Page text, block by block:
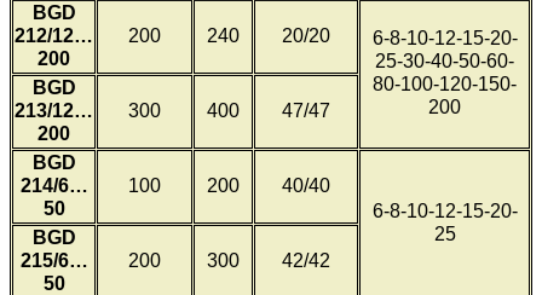
BGD
212/12…
200
200 240 20/20
6-8-10-12-15-20-
25-30-40-50-60-
80-100-120-150-
200
BGD
213/12…
200
300 400 47/47
BGD
214/6…
50
100 200
40/40
6-8-10-12-15-20-
25
BGD
215/6…
50
200 300 42/42